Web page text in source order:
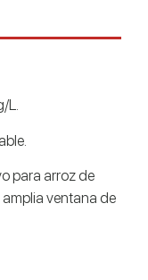
L.
para arroz de
ventana de